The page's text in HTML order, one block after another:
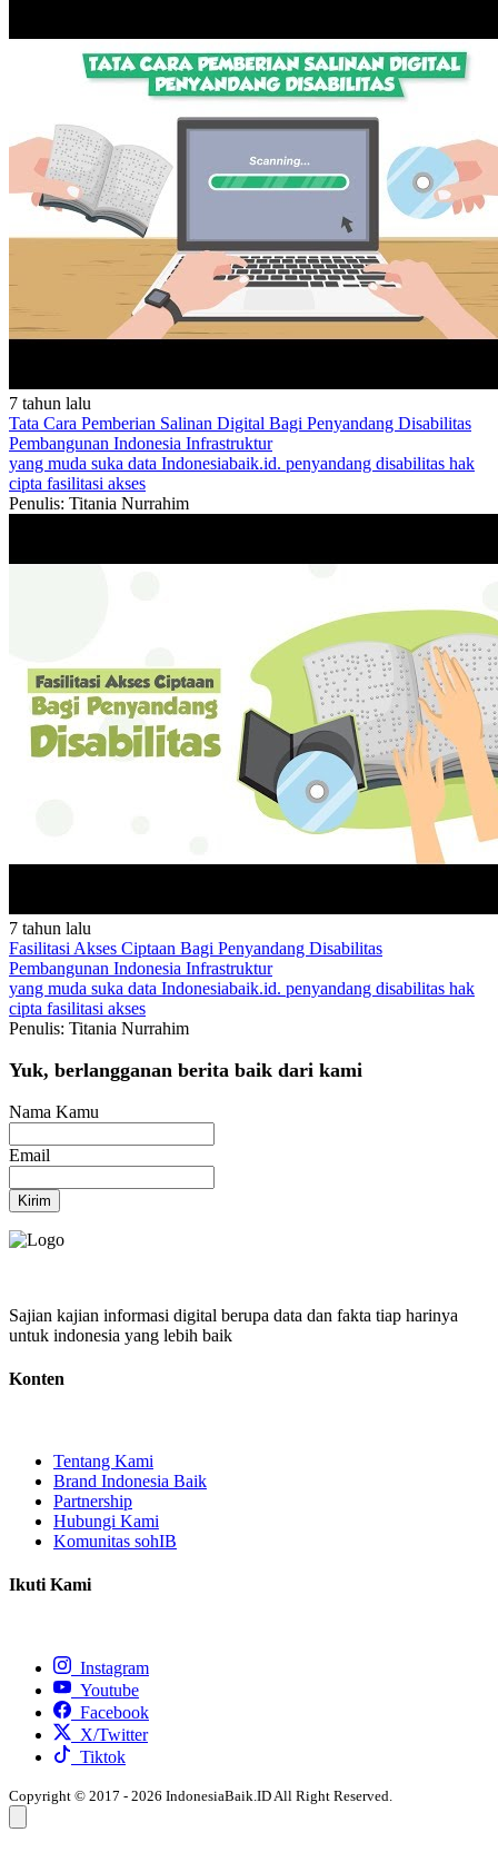
7 tahun lalu
Tata Cara Pemberian Salinan Digital Bagi Penyandang Disabilitas
Pembangunan Indonesia Infrastruktur
yang muda suka data Indonesiabaik.id. penyandang disabilitas hak
cipta fasilitasi akses
Penulis: Titania Nurrahim
7 tahun lalu
Fasilitasi Akses Ciptaan Bagi Penyandang Disabilitas
Pembangunan Indonesia Infrastruktur
yang muda suka data Indonesiabaik.id. penyandang disabilitas hak
cipta fasilitasi akses
Penulis: Titania Nurrahim
Yuk, berlangganan berita baik dari kami
Nama Kamu
Email
Kirim
Sajian kajian informasi digital berupa data dan fakta tiap harinya
untuk indonesia yang lebih baik
Konten
Tentang Kami
Brand Indonesia Baik
Partnership
Hubungi Kami
Komunitas sohIB
Ikuti Kami
Instagram
Youtube
Facebook
X/Twitter
Tiktok
Copyright © 2017 - 2026 IndonesiaBaik.ID All Right Reserved.